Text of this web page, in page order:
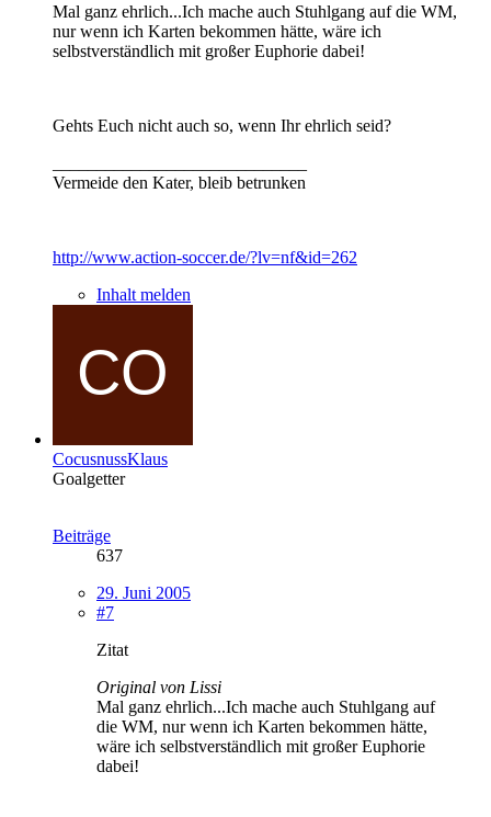
Mal ganz ehrlich...Ich mache auch Stuhlgang auf die WM,
nur wenn ich Karten bekommen hätte, wäre ich
selbstverständlich mit großer Euphorie dabei!
Gehts Euch nicht auch so, wenn Ihr ehrlich seid?
Vermeide den Kater, bleib betrunken
http://www.action-soccer.de/?lv=nf&id=262
Inhalt melden
CocusnussKlaus
Goalgetter
Beiträge
637
29. Juni 2005
#7
Zitat
Original von Lissi
Mal ganz ehrlich...Ich mache auch Stuhlgang auf
die WM, nur wenn ich Karten bekommen hätte,
wäre ich selbstverständlich mit großer Euphorie
dabei!